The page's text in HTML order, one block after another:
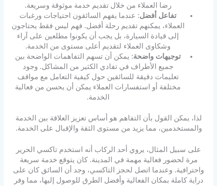
رضا العملاء من خلال تقديم خدمة موثوقة وسريعة.
تفاعل أفضل: عندما يفهم السائقون احتياجات ورغبات
العملاء، يمكنهم تقديم رحلة أفضل. فهم ليس فقط يحتاجون
إلى قيادة السيارة، بل يجب أن يكونوا مطلعين على آراء
وشكاوى العملاء لتقديم أعلى مستوى من الخدمة.
توجيهات واضحة: يمكن أن تسهم التفاهمات الواضحة بين
جميع الأطراف في تفادي الكثير من المشاكل. وجود
تعليمات دقيقة للسائقين حول كيفية التعامل مع مواقف
مختلفة أو استفسارات العملاء يمكن أن يحسن من فعالية
الخدمة.
لذا، يمكن القول بأن التفاهم هو أساس تعزيز العلاقة بين الخدمة
والمستخدمين، مما يزيد من مستوى الثقة والإقبال على الخدمة.
على سبيل المثال، يروي أحد الركاب أنه استخدم تاكسي الحرير
مرة لحضور فعالية مهمة في المدينة. كان يتوقع خدمة سريعة
واحترافية. وعندما اتصل لحجز التاكسي، وجد أن السائق كان على
دراية كاملة بمكان الفعالية وأفضل الطرق للوصول إليها، مما وفر